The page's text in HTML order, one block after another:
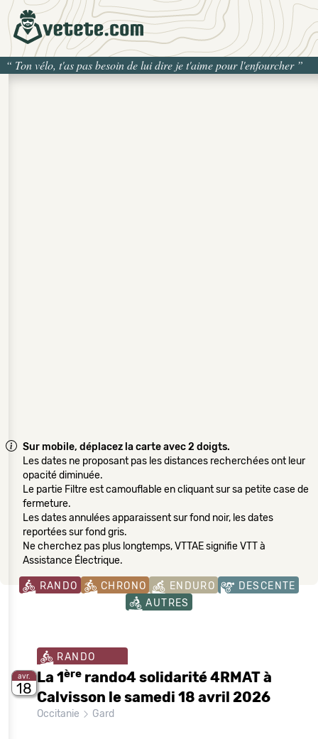
“ Ton vélo, t'as pas besoin de lui dire je t'aime pour l'enfourcher”
Sur mobile, déplacez la carte avec 2 doigts.
Les dates ne proposant pas les distances recherchées ont leur
opacité diminuée.
Le partie Filtre est camouflable en cliquant sur sa petite case de
fermeture.
Les dates annulées apparaissent sur fond noir, les dates
reportées sur fond gris.
Ne cherchez pas plus longtemps, VTTAE signifie VTT à
Assistance Électrique.
RANDO CHRONO ENDURO
DESCENTE
AUTRES
avr.
18
RANDO
La 1ère rando4 solidarité 4RMAT à
Calvisson le samedi 18 avril 2026
Occitanie Gard